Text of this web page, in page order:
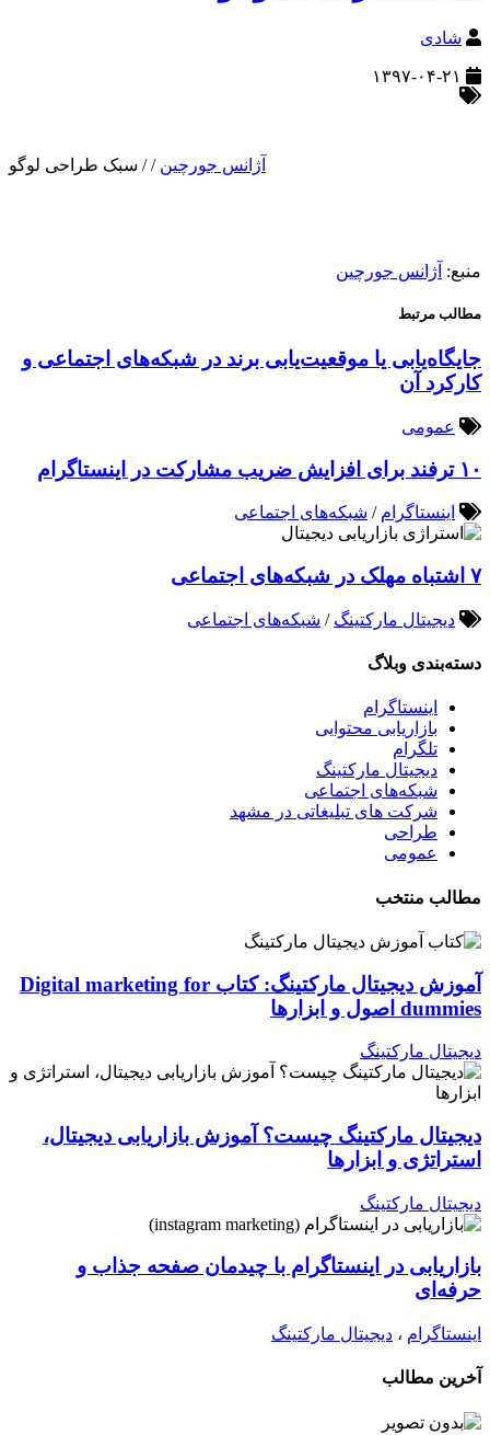
شادی
آژانس جورچین /
/ سبک طراحی لوگو
منبع: آژانس جورچین
مطالب مرتبط
جایگاه‌یابی یا موقعیت‌یابی برند در شبکه‌های اجتماعی و
کارکرد آن
عمومی
۱۰ ترفند برای افزایش ضریب مشارکت در اینستاگرام
اینستاگرام / شبکه‌های اجتماعی
۷ اشتباه مهلک در شبکه‌های اجتماعی
دیجیتال مارکتینگ / شبکه‌های اجتماعی
دسته‌بندی وبلاگ
اینستاگرام
بازاریابی محتوایی
تلگرام
دیجیتال مارکتینگ
شبکه‌های اجتماعی
شرکت های تبلیغاتی در مشهد
طراحی
عمومی
مطالب منتخب
آموزش دیجیتال مارکتینگ: کتاب Digital marketing for
dummies اصول و ابزارها
دیجیتال مارکتینگ
دیجیتال مارکتینگ چیست؟ آموزش بازاریابی دیجیتال،
استراتژی و ابزارها
دیجیتال مارکتینگ
بازاریابی در اینستاگرام با چیدمان صفحه جذاب و
حرفه‌ای
اینستاگرام ، دیجیتال مارکتینگ
آخرین مطالب